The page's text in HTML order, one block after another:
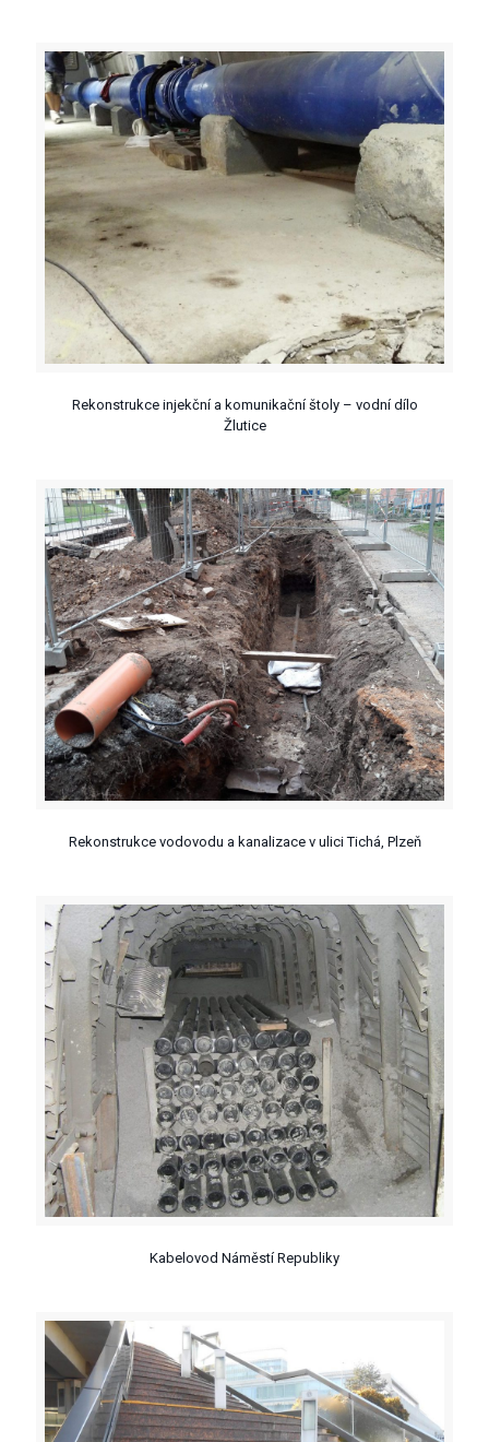
Rekonstrukce injekční a komunikační štoly – vodní dílo
Žlutice
Rekonstrukce vodovodu a kanalizace v ulici Tichá, Plzeň
Kabelovod Náměstí Republiky